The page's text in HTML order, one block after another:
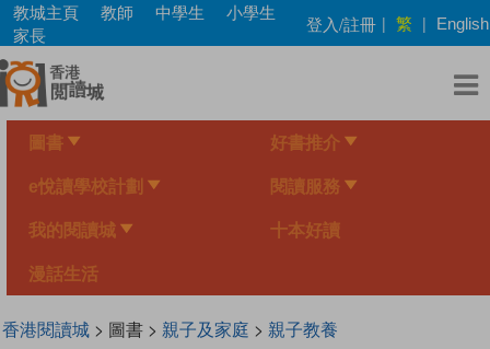
Skip
main
content
教城主頁 教師 中學生
小學生
家長
登入/註冊 | 繁 | English
圖書 好書推介
e悅讀學校計劃 閱讀服務
我的閱讀城 十本好讀
漫話生活
香港閱讀城> 圖書 > 親子及家庭 > 親子教養